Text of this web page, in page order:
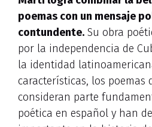
poemas con un mensaje
contundente. Su obra
por la independencia de
la identidad
características, los poemas
consideran parte
poética en español y han